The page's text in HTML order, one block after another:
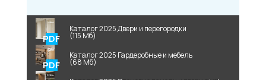
Каталог 2025 Двери и перегородки
(115 Мб)
Каталог 2025 Гардеробные и мебель
(68 Мб)